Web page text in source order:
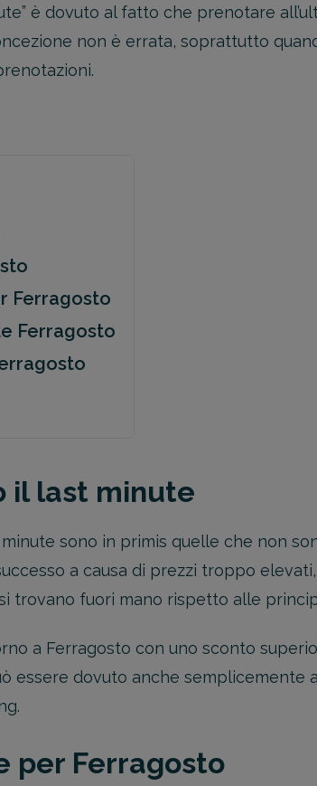
è dovuto al fatto che prenotare
non è errata, soprattutto
Ferragosto
Ferragosto
il last minute
sono in primis quelle che non
a causa di prezzi troppo
trovano fuori mano rispetto alle
a Ferragosto con uno sconto
essere dovuto anche semplicemente
per Ferragosto